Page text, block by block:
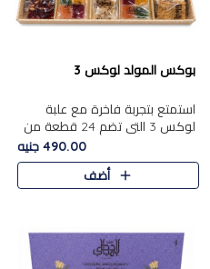
بوكس المولد لوكس 3
استمتع بتجربة فاخرة مع علبة
لوكس 3 التي تضم 24 قطعة من
أشهر حلويات المولد الشرقية
المختارة بعناية. تحتوي التشكيلة
على الجزرية بالفول، والملب..
490.00 جنيه
أضف